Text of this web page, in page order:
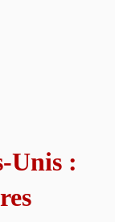
Unis :